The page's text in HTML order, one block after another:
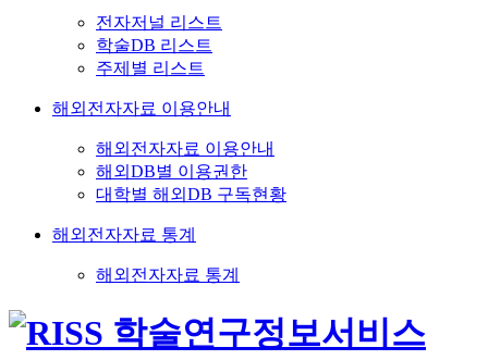
전자저널 리스트
학술DB 리스트
주제별 리스트
해외전자자료 이용안내
해외전자자료 이용안내
해외DB별 이용권한
대학별 해외DB 구독현황
해외전자자료 통계
해외전자자료 통계